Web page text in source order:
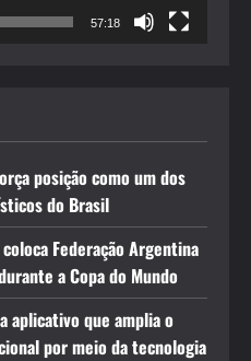
57:18
posição como um dos
do Brasil
Federação Argentina
a Copa do Mundo
aplicativo que amplia o
por meio da tecnologia